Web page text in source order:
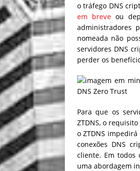
o tráfego DNS
em breve ou
administradores
nomeada não
servidores DNS
perder os
Para que os
ZTDNS, o
o ZTDNS
conexões DNS
cliente. Em todos
uma abordagem